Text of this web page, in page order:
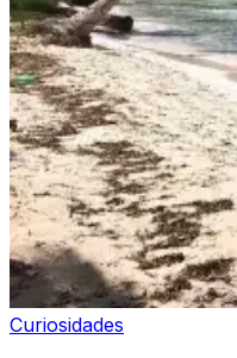
Curiosidades